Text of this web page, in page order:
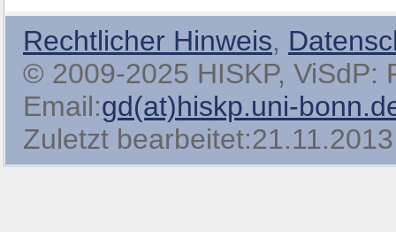
Rechtlicher Hinweis,
© 2009-2025 HISKP, ViSdP:
Email:gd(at)hiskp.uni-
Zuletzt